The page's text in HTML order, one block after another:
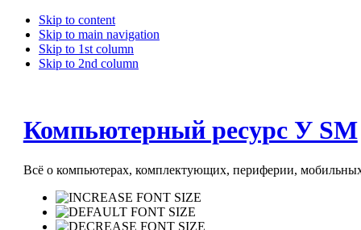
Skip to content
Skip to main navigation
Skip to 1st column
Skip to 2nd column
Компьютерный ресурс У SM
Всё о компьютерах, комплектующих, периферии, мобильных